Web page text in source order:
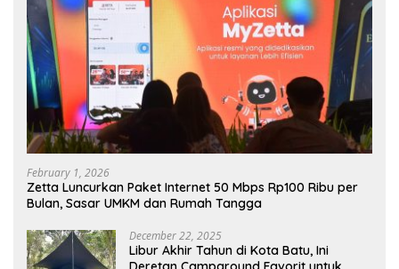
February 1, 2026
Zetta Luncurkan Paket Internet 50 Mbps Rp100 Ribu per
Bulan, Sasar UMKM dan Rumah Tangga
December 22, 2025
Libur Akhir Tahun di Kota Batu, Ini